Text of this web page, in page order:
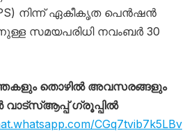
നിന്ന് ഏകീകൃത പെൻഷൻ
സമയപരിധി നവംബർ 30
തൊഴിൽ അവസരങ്ങളും
വാട്സ്ആപ്പ് ഗ്രൂപ്പിൽ
CGq7tvib7k5LBv